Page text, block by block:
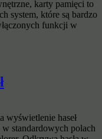
karty pamięci to
system, które są bardzo
funkcji w
wyświetlenie haseł
standardowych polach